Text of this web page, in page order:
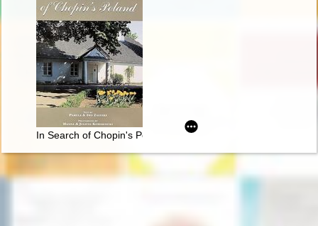
In Search of Chopin's Poland